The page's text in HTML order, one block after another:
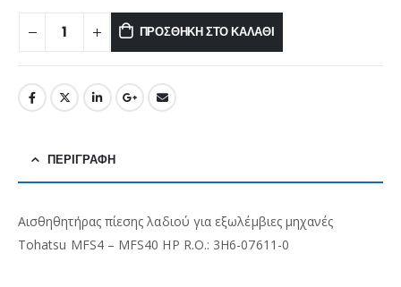
ΠΡΟΣΘΉΚΗ ΣΤΟ ΚΑΛΆΘΙ
ΠΕΡΙΓΡΑΦΉ
Αισθηθητήρας πίεσης λαδιού για εξωλέμβιες μηχανές
Tohatsu MFS4 – MFS40 HP R.O.: 3H6-07611-0